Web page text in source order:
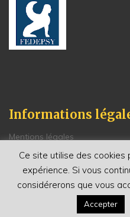
Informations
Mentions légales
Politique de Confidentialité
Conditions générales de vente
Renseignements et contacts
Ce site utilise des cookies
expérience. Si vous
considérerons que vous
Accepter